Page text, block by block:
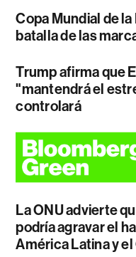
Copa Mundial de la
batalla de las
Trump afirma que
"mantendrá el
controlará
La ONU advierte
podría agravar el
América Latina y